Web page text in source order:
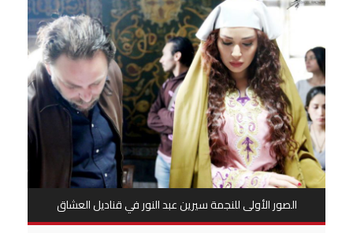
الصور الأولى للنجمة سيرين عبد النور في قناديل العشاق